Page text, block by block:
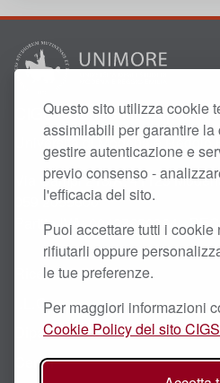
Questo sito utilizza cookie
assimilabili per garantire la
gestire autenticazione e
previo consenso -
l'efficacia del sito.
Puoi accettare tutti i cookie
rifiutarli oppure
le tue preferenze.
Per maggiori informazioni
Cookie Policy del sito CIGS
CIGS - Centro
Università di Modena e Reggio
Via Campi 213/A, 41125
059 2055600
PartitaIVA: 00427620364 -
Ricerca Scientifica
I.L.O.
Dipartimenti
Centri